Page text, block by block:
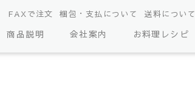
FAXで注文 梱包・支払について 送料について
商品説明 会社案内 お料理レシピ